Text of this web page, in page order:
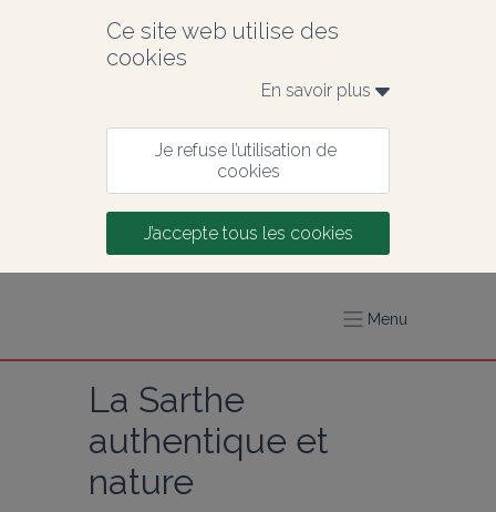
Ce site web utilise des
cookies
En savoir plus
Je refuse l’utilisation de
cookies
J’accepte tous les cookies
Menu
La Sarthe
authentique et
nature